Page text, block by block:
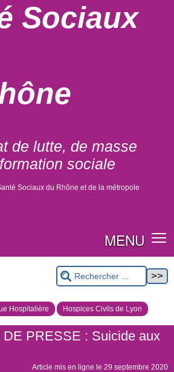
Sociaux
de lutte, de masse
sociale
Sociaux du Rhône et de la métropole
MENU
Hospitalière Hospices Civils de Lyon
PRESSE : Suicide aux
Article mis en ligne le 29 septembre 2020